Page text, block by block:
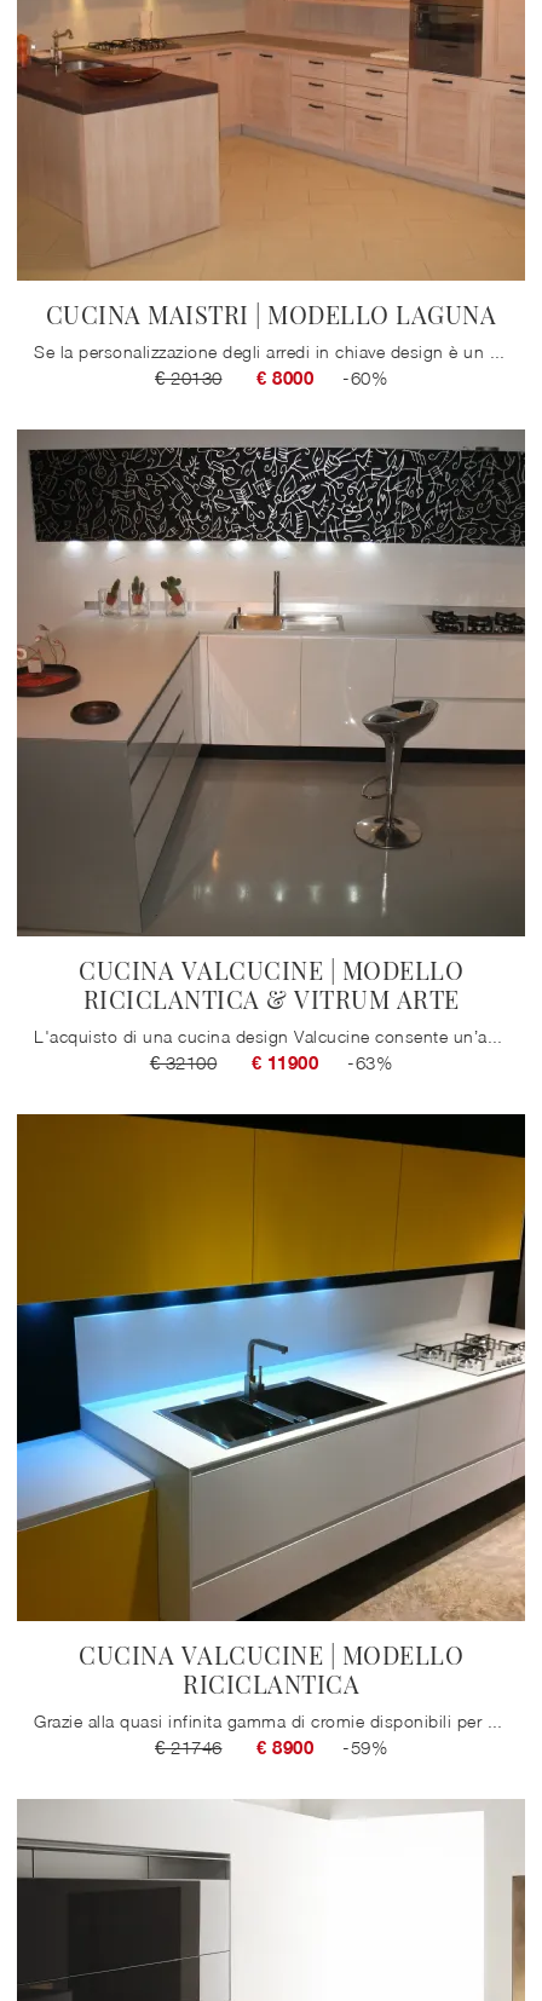
CUCINA MAISTRI | MODELLO LAGUNA
€ 20130 € 8000 -60%
CUCINA VALCUCINE | MODELLO
RICICLANTICA & VITRUM ARTE
€ 32100 € 11900 -63%
CUCINA VALCUCINE | MODELLO
RICICLANTICA
€ 21746 € 8900 -59%